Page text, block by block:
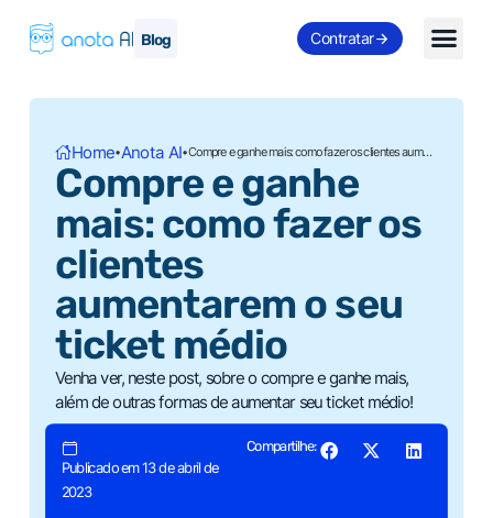
Blog Contratar
Home•Anota AI• Compre e ganhe mais: como fazer os clientes aumentarem o seu ticket médio
Compre e ganhe
mais: como fazer os
clientes
aumentarem o seu
ticket médio
Venha ver, neste post, sobre o compre e ganhe mais,
além de outras formas de aumentar seu ticket médio!
Publicado em 13 de abril de
2023
Compartilhe: